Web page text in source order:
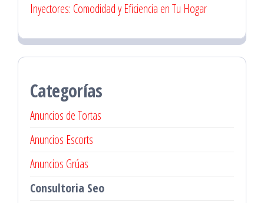
Inyectores: Comodidad y Eficiencia en Tu Hogar
Categorías
Anuncios de Tortas
Anuncios Escorts
Anuncios Grúas
Consultoria Seo